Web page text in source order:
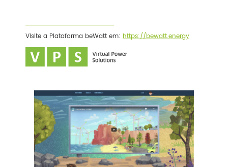
Visite a Plataforma beWatt em: https://bewatt.energy